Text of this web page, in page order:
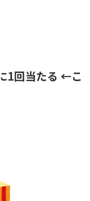
1回当たる ←こ